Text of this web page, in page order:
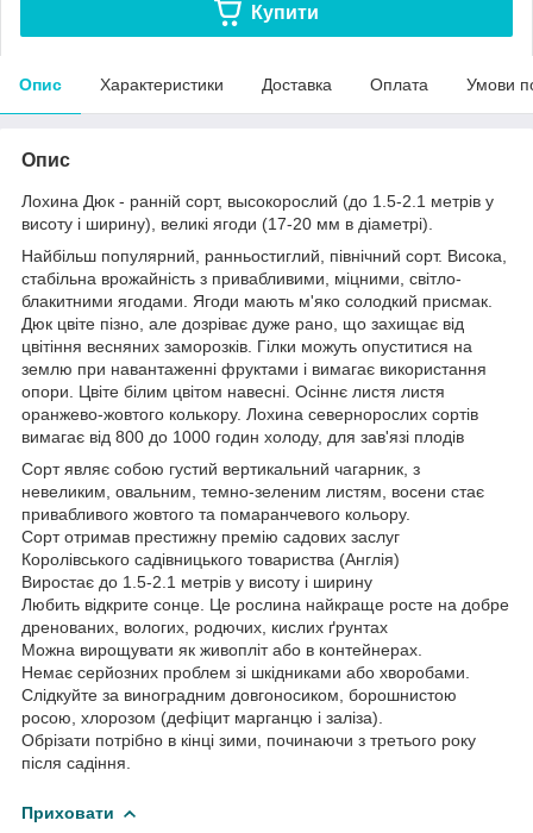
Купити
Опис Характеристики Доставка Оплата Умови
Опис
Лохина Дюк - ранній сорт, высокорослий (до 1.5-2.1 метрів у
висоту і ширину), великі ягоди (17-20 мм в діаметрі).
Найбільш популярний, ранньостиглий, північний сорт. Висока,
стабільна врожайність з привабливими, міцними, світло-
блакитними ягодами. Ягоди мають м'яко солодкий присмак.
Дюк цвіте пізно, але дозріває дуже рано, що захищає від
цвітіння весняних заморозків. Гілки можуть опуститися на
землю при навантаженні фруктами і вимагає використання
опори. Цвіте білим цвітом навесні. Осіннє листя листя
оранжево-жовтого колькору. Лохина севернорослих сортів
вимагає від 800 до 1000 годин холоду, для зав'язі плодів
Сорт являє собою густий вертикальний чагарник, з
невеликим, овальним, темно-зеленим листям, восени стає
привабливого жовтого та помаранчевого кольору.
Сорт отримав престижну премію садових заслуг
Королівського садівницького товариства (Англія)
Виростає до 1.5-2.1 метрів у висоту і ширину
Любить відкрите сонце. Це рослина найкраще росте на добре
дренованих, вологих, родючих, кислих ґрунтах
Можна вирощувати як живопліт або в контейнерах.
Немає серйозних проблем зі шкідниками або хворобами.
Слідкуйте за виноградним довгоносиком, борошнистою
росою, хлорозом (дефіцит марганцю і заліза).
Обрізати потрібно в кінці зими, починаючи з третього року
після садіння.
Приховати